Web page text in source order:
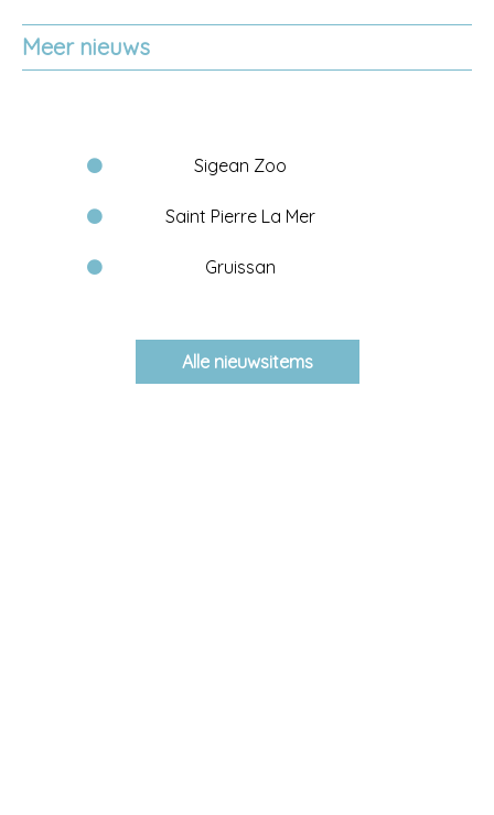
Meer nieuws
Sigean Zoo
Saint Pierre La Mer
Gruissan
Alle nieuwsitems